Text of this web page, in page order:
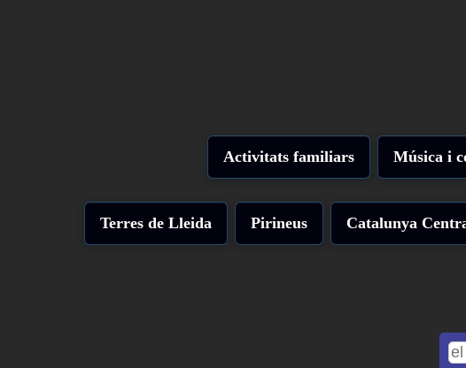
Activitats familiars Música i
Terres de Lleida Pirineus Catalunya